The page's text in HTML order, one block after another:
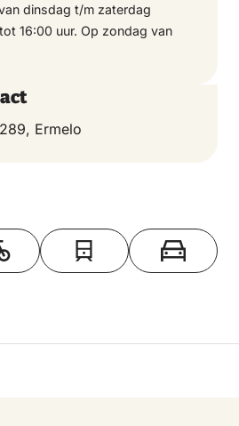
dinsdag t/m zaterdag
16:00 uur. Op zondag van
Ermelo
op kaart